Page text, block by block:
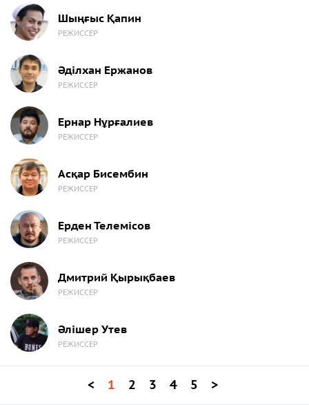
Шыңғыс Қапин
РЕЖИССЕР
Әділхан Ержанов
РЕЖИССЕР
Ернар Нұрғалиев
РЕЖИССЕР
Асқар Бисембин
РЕЖИССЕР
Ерден Телемісов
РЕЖИССЕР
Дмитрий Қырықбаев
РЕЖИССЕР
Әлішер Утев
РЕЖИССЕР
< 1 2 3 4 5 >